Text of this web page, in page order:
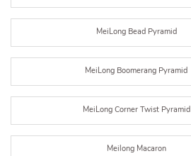
MeiLong Bead Pyramid
MeiLong Boomerang Pyramid
MeiLong Corner Twist Pyramid
Meilong Macaron